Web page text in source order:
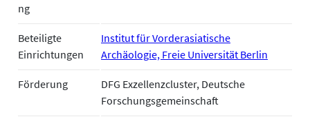
ng
Beteiligte
Einrichtungen
Institut für Vorderasiatische
Archäologie, Freie Universität Berlin
Förderung
DFG Exzellenzcluster, Deutsche
Forschungsgemeinschaft